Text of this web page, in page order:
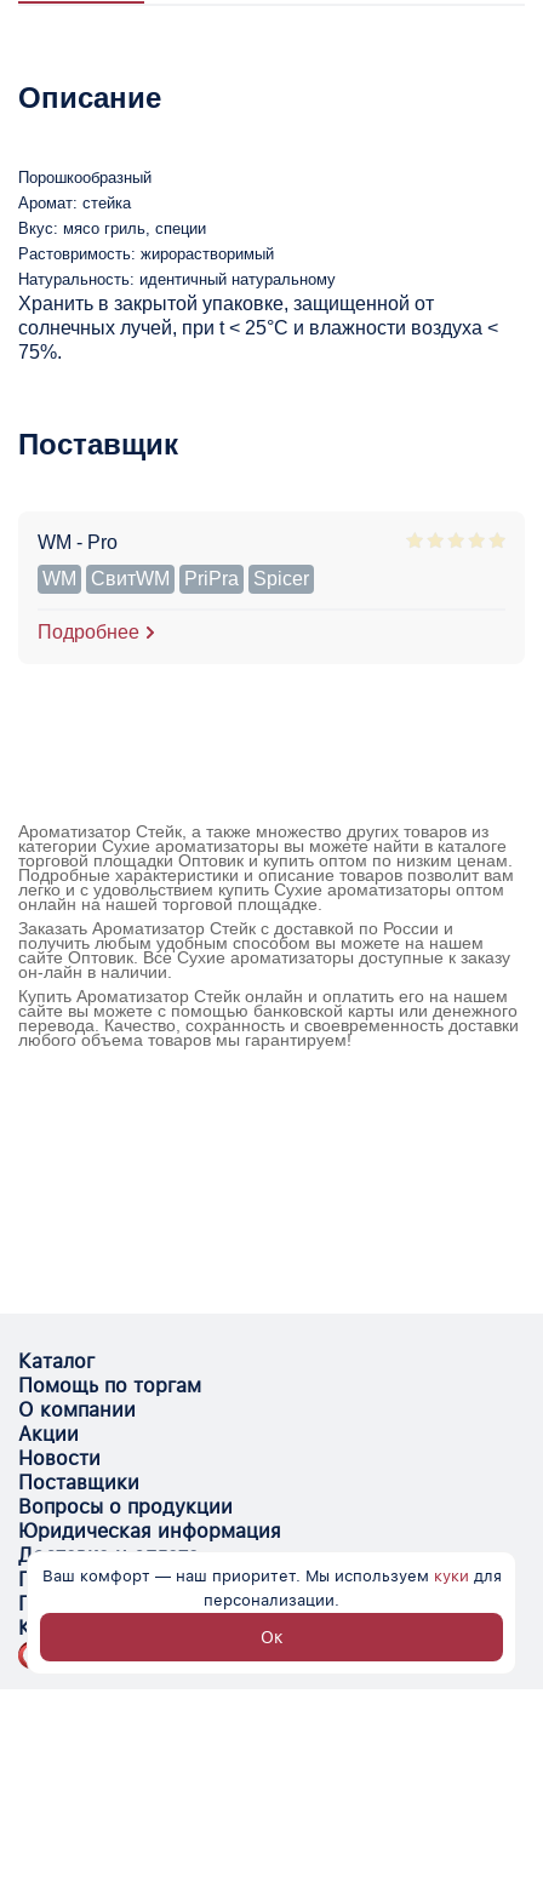
Описание
Порошкообразный
Аромат: стейка
Вкус: мясо гриль, специи
Растовримость: жирорастворимый
Натуральность: идентичный натуральному
Хранить в закрытой упаковке, защищенной от
солнечных лучей, при t < 25°С и влажности воздуха <
75%.
Поставщик
WM - Pro
WM
СвитWM PriPra Spicer
Подробнее
Ароматизатор Стейк, а также множество других товаров из
категории Сухие ароматизаторы вы можете найти в каталоге
торговой площадки Оптовик и купить оптом по низким ценам.
Подробные характеристики и описание товаров позволит вам
легко и с удовольствием купить Сухие ароматизаторы оптом
онлайн на нашей торговой площадке.
Заказать Ароматизатор Стейк с доставкой по России и
получить любым удобным способом вы можете на нашем
сайте Оптовик. Все Сухие ароматизаторы доступные к заказу
он-лайн в наличии.
Купить Ароматизатор Стейк онлайн и оплатить его на нашем
сайте вы можете с помощью банковской карты или денежного
перевода. Качество, сохранность и своевременность доставки
любого объема товаров мы гарантируем!
Каталог
Помощь по торгам
О компании
Акции
Новости
Поставщики
Вопросы о продукции
Юридическая информация
Доставка и оплата
Поставщикам
Помощь
Контакты
Ваш комфорт — наш приоритет. Мы используем куки для
персонализации.
Ок